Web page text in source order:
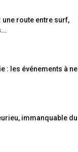
une route entre surf,
: les événements à ne
immanquable du